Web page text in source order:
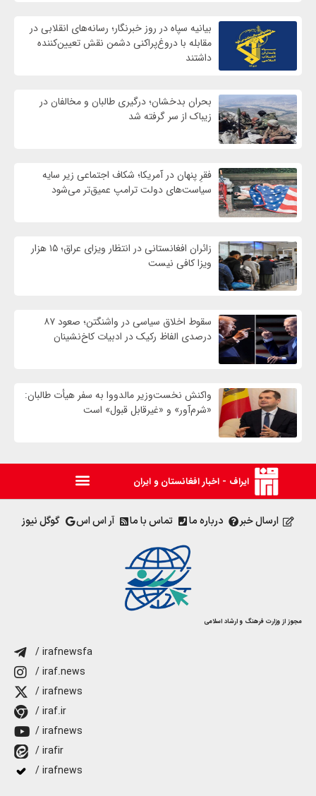
بیانیه سپاه در روز خبرنگار؛ رسانه‌های انقلابی در
مقابله با دروغ‌پراکنی دشمن نقش تعیین‌کننده
داشتند
بحران بدخشان؛ درگیری طالبان و مخالفان در
زیباک از سر گرفته شد
فقرِ پنهان در آمریکا؛ شکاف اجتماعی زیر سایه
سیاست‌های دولت ترامپ عمیق‌تر می‌شود
زائران افغانستانی در انتظار ویزای عراق؛ ۱۵ هزار
ویزا کافی نیست
سقوط اخلاق سیاسی در واشنگتن؛ صعود ۸۷
درصدی الفاظ رکیک در ادبیات کاخ‌نشینان
واکنش نخست‌وزیر مالدووا به سفر هیأت طالبان:
«شرم‌آور» و «غیرقابل قبول» است
ایراف - اخبار افغانستان و ایران
ارسال خبر درباره ما تماس با ما آر اس اس گوگل نیوز
مجوز از وزارت فرهنگ و ارشاد اسلامی
/ irafnewsfa
/ iraf.news
/ irafnews
/ iraf.ir
/ irafnews
/ irafir
/ irafnews